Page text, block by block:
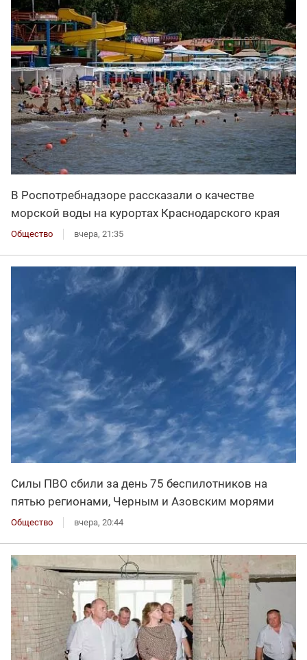
В Роспотребнадзоре рассказали о качестве
морской воды на курортах Краснодарского края
Общество вчера, 21:35
Силы ПВО сбили за день 75 беспилотников на
пятью регионами, Черным и Азовским морями
Общество вчера, 20:44